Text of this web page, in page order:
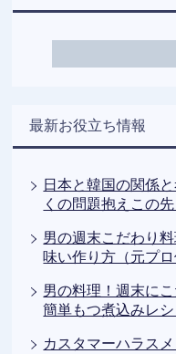
最新お役立ち情報
日本と韓国の関係
くの問題抱えこの
男の週末こだわり
味い作り方（元プロ
男の料理！週末に
簡単もつ煮込みレ
カスタマーハラス